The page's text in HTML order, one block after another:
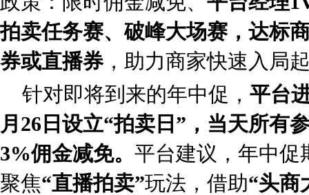
拍卖任务赛、破峰大场赛，达标
券或直播券，助力商家快速入局
针对即将到来的年中促， 平台
月26日设立“拍卖日”，当天所有
3%佣金减免。 平台建议，年中促
聚焦“直播拍卖”玩法，借助“头商